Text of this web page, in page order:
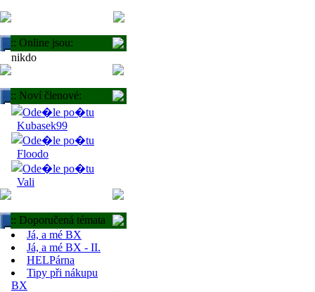
:: Online jsou:
nikdo
:: Noví členové:
Kubasek99
Floodo
Vali
:: Doporučená témata
Já, a mé BX
Já, a mé BX - II.
HELPárna
Tipy při nákupu
BX